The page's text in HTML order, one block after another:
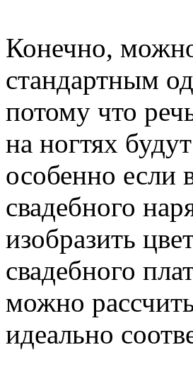
Конечно,
стандартным
потому что
на ногтях
особенно если
свадебного
изобразить
свадебного
можно
идеально